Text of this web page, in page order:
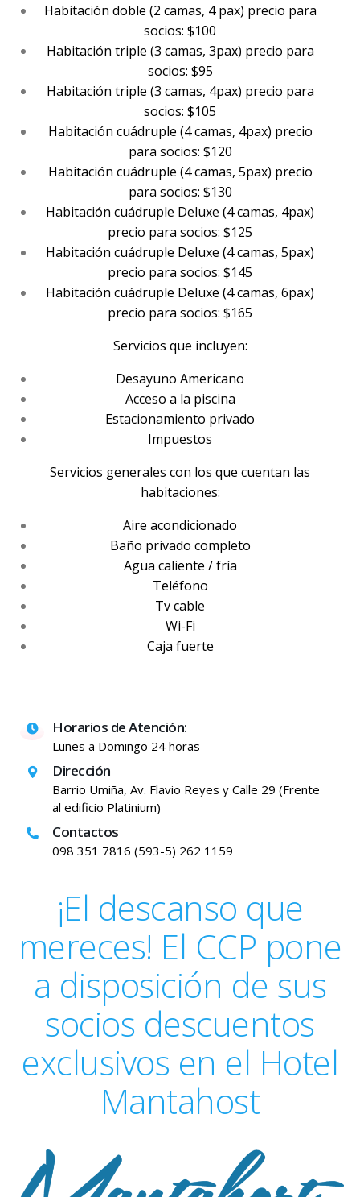
Habitación doble (2 camas, 4 pax) precio para
socios: $100
Habitación triple (3 camas, 3pax) precio para
socios: $95
Habitación triple (3 camas, 4pax) precio para
socios: $105
Habitación cuádruple (4 camas, 4pax) precio
para socios: $120
Habitación cuádruple (4 camas, 5pax) precio
para socios: $130
Habitación cuádruple Deluxe (4 camas, 4pax)
precio para socios: $125
Habitación cuádruple Deluxe (4 camas, 5pax)
precio para socios: $145
Habitación cuádruple Deluxe (4 camas, 6pax)
precio para socios: $165
Servicios que incluyen:
Desayuno Americano
Acceso a la piscina
Estacionamiento privado
Impuestos
Servicios generales con los que cuentan las
habitaciones:
Aire acondicionado
Baño privado completo
Agua caliente / fría
Teléfono
Tv cable
Wi-Fi
Caja fuerte
Horarios de Atención:
Lunes a Domingo 24 horas
Dirección
Barrio Umiña, Av. Flavio Reyes y Calle 29 (Frente
al edificio Platinium)
Contactos
098 351 7816 (593-5) 262 1159
¡El descanso que
mereces! El CCP pone
a disposición de sus
socios descuentos
exclusivos en el Hotel
Mantahost